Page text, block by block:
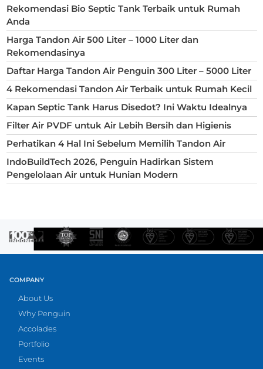
Rekomendasi Bio Septic Tank Terbaik untuk Rumah
Anda
Harga Tandon Air 500 Liter – 1000 Liter dan
Rekomendasinya
Daftar Harga Tandon Air Penguin 300 Liter – 5000 Liter
4 Rekomendasi Tandon Air Terbaik untuk Rumah Kecil
Kapan Septic Tank Harus Disedot? Ini Waktu Idealnya
Filter Air PVDF untuk Air Lebih Bersih dan Higienis
Perhatikan 4 Hal Ini Sebelum Memilih Tandon Air
IndoBuildTech 2026, Penguin Hadirkan Sistem
Pengelolaan Air untuk Hunian Modern
COMPANY
About Us
Why Penguin
Accolades
Portfolio
Events